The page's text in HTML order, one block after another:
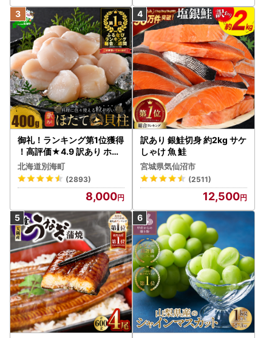
御礼！ランキング第1位獲得
！高評価★4.9 訳あり ホタ
テ 400g（ほたて 帆立 貝柱
冷凍 ）
北海道別海町
(2893)
8,000
訳あり 銀鮭切身 約2kg サケ
しゃけ 魚 鮭
宮城県気仙沼市
(2511)
12,500